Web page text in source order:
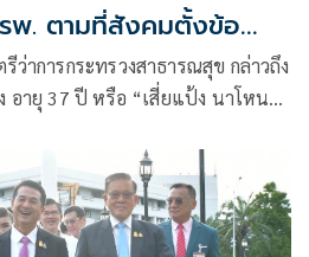
พ. ตามที่สังคมตั้งข้อ
าการกระทรวงสาธารณสุข กล่าวถึง
อายุ 37 ปี หรือ “เสี่ยแป้ง นาโหนด”
าการป่วย แต่ได้หลบหนีออกจากโรง